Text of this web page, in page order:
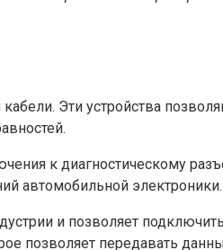
Эти устройства
к диагностическому
автомобильной электроники.
и позволяет
позволяет передавать